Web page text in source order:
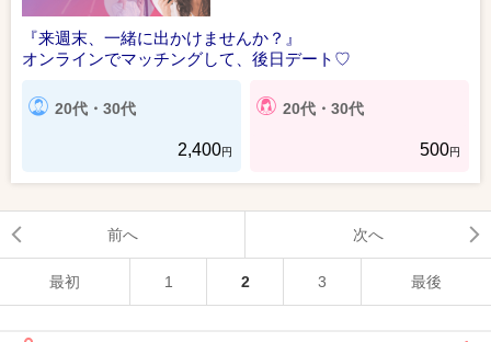
『来週末、一緒に出かけませんか？』
オンラインでマッチングして、後日デート♡
20代・30代
2,400円
20代・30代
500円
前へ 次へ
最初 1 2 3 最後